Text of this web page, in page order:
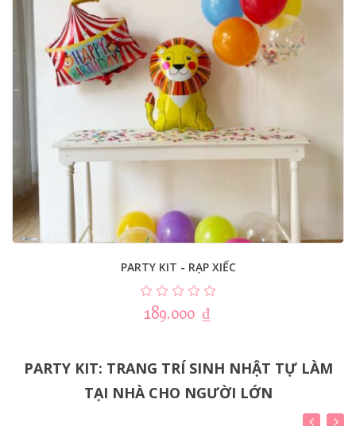
PARTY KIT - RẠP XIẾC
189.000 ₫
PARTY KIT: TRANG TRÍ SINH NHẬT TỰ LÀM
TẠI NHÀ CHO NGƯỜI LỚN